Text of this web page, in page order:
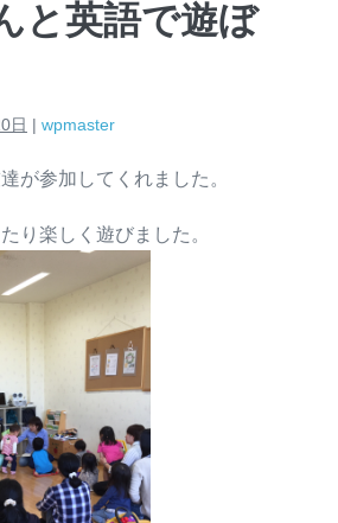
と英語で遊ぼ
日 | wpmaster
が参加してくれました。
り楽しく遊びました。